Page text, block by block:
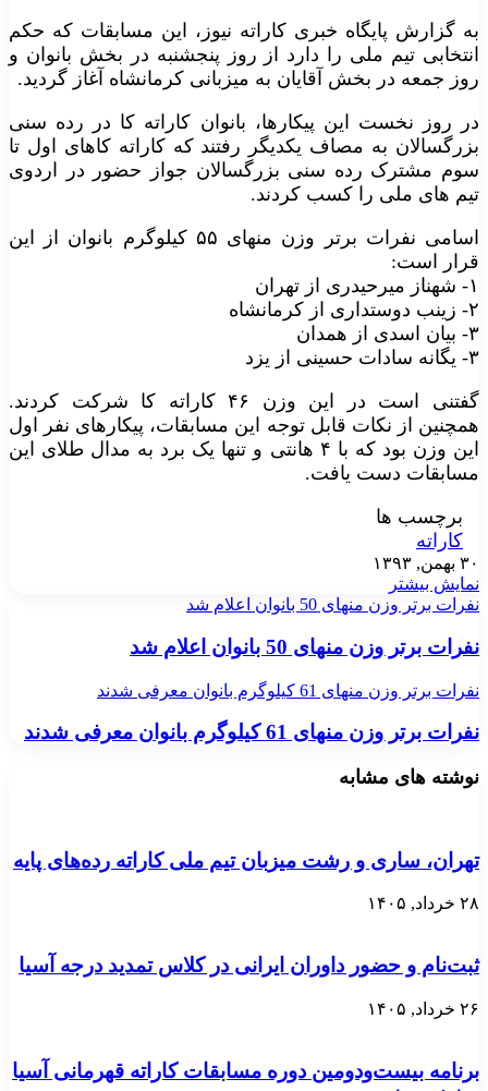
به گزارش پایگاه خبری کاراته نیوز، این مسابقات که حکم
انتخابی تیم ملی را دارد از روز پنجشنبه در بخش بانوان و
روز جمعه در بخش آقایان به میزبانی کرمانشاه آغاز گردید.
در روز نخست این پیکارها، بانوان کاراته کا در رده سنی
بزرگسالان به مصاف یکدیگر رفتند که کاراته کاهای اول تا
سوم مشترک رده سنی بزرگسالان جواز حضور در اردوی
تیم های ملی را کسب کردند.
اسامی نفرات برتر وزن منهای ۵۵ کیلوگرم بانوان از این
قرار است:
۱- شهناز میرحیدری از تهران
۲- زینب دوستداری از کرمانشاه
۳- بیان اسدی از همدان
۳- یگانه سادات حسینی از یزد
گفتنی است در این وزن ۴۶ کاراته کا شرکت کردند.
همچنین از نکات قابل توجه این مسابقات، پیکارهای نفر اول
این وزن بود که با ۴ هانتی و تنها یک برد به مدال طلای این
مسابقات دست یافت.
برچسب ها
کاراته
۳۰ بهمن, ۱۳۹۳
نمایش بیشتر
نفرات برتر وزن منهای 50 بانوان اعلام شد
نفرات برتر وزن منهای 50 بانوان اعلام شد
نفرات برتر وزن منهای 61 کیلوگرم بانوان معرفی شدند
نفرات برتر وزن منهای 61 کیلوگرم بانوان معرفی شدند
نوشته های مشابه
تهران، ساری و رشت میزبان تیم ملی کاراته رده‌های پایه
۲۸ خرداد, ۱۴۰۵
ثبت‌نام و حضور داوران ایرانی در کلاس تمدید درجه آسیا
۲۶ خرداد, ۱۴۰۵
برنامه بیست‌ودومین دوره مسابقات کاراته قهرمانی آسیا